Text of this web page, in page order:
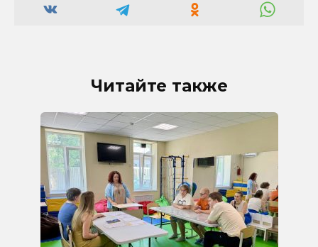
Читайте также